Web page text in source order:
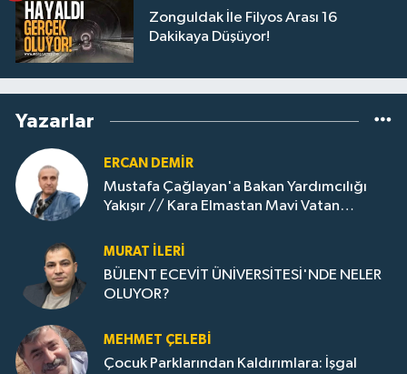
Zonguldak İle Filyos Arası 16
Dakikaya Düşüyor!
Yazarlar
ERCAN DEMIR
Mustafa Çağlayan'a Bakan Yardımcılığı
Yakışır // ​Kara Elmastan Mavi Vatan
MURAT İLERI
BÜLENT ECEVİT ÜNİVERSİTESİ'NDE NELER
OLUYOR?
MEHMET ÇELEBI
Çocuk Parklarından Kaldırımlara: İşgal